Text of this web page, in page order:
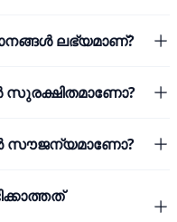
ലഭ്യമാണ്?
സുരക്ഷിതമാണോ?
സൗജന്യമാണോ?